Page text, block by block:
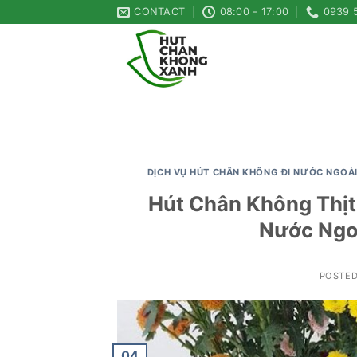
to
CONTACT 08:00 - 17:00 0939
DỊCH VỤ HÚT CHÂN KHÔNG ĐI NƯỚC
Hút Chân Không
Nước